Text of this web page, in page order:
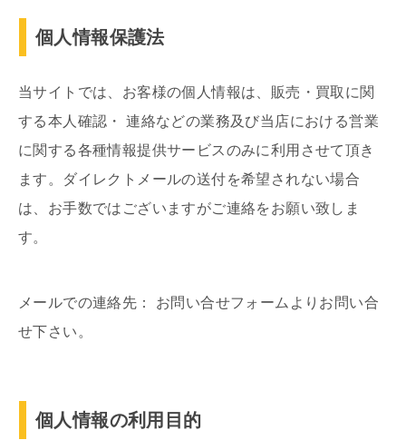
個人情報保護法
当サイトでは、お客様の個人情報は、販売・買取に関
する本人確認・ 連絡などの業務及び当店における営業
に関する各種情報提供サービスのみに利用させて頂き
ます。ダイレクトメールの送付を希望されない場合
は、お手数ではございますがご連絡をお願い致しま
す。
メールでの連絡先： お問い合せフォームよりお問い合
せ下さい。
個人情報の利用目的